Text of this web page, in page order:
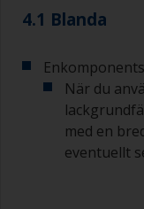
Kvaliteten
lackfärg.
För att
penseln i 45
4.1 Blanda
När du
med en
eventuellt